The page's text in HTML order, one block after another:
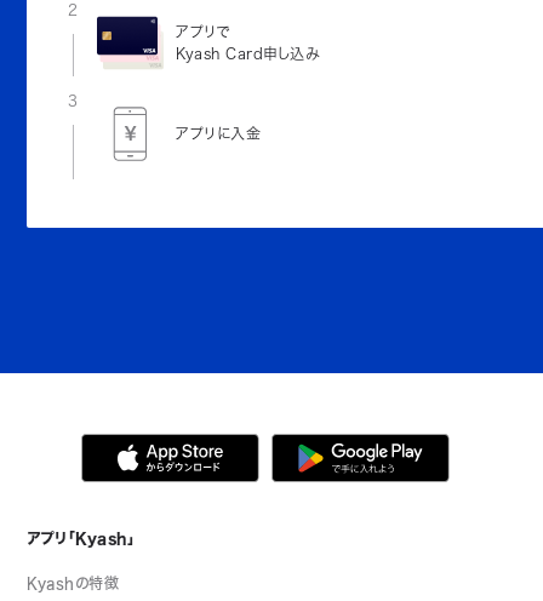
2
アプリで
Kyash Card申し込み
3
アプリに入金
アプリ「Kyash」
Kyashの特徴